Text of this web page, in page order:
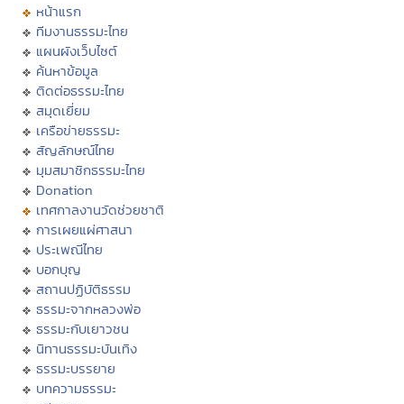
หน้าแรก
ทีมงานธรรมะไทย
แผนผังเว็บไซต์
ค้นหาข้อมูล
ติดต่อธรรมะไทย
สมุดเยี่ยม
เครือข่ายธรรมะ
สัญลักษณ์ไทย
มุมสมาชิกธรรมะไทย
Donation
เทศกาลงานวัดช่วยชาติ
การเผยแผ่ศาสนา
ประเพณีไทย
บอกบุญ
สถานปฏิบัติธรรม
ธรรมะจากหลวงพ่อ
ธรรมะกับเยาวชน
นิทานธรรมะบันเทิง
ธรรมะบรรยาย
บทความธรรมะ